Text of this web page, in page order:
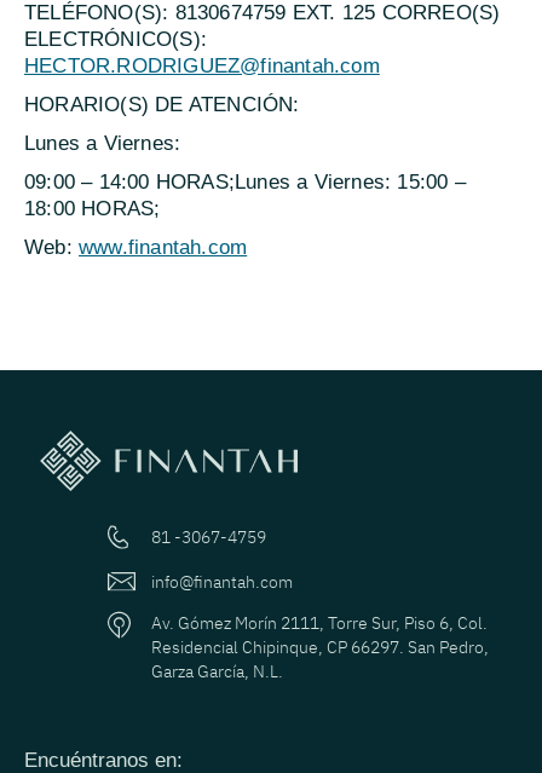
TELÉFONO(S): 8130674759 EXT. 125 CORREO(S)
ELECTRÓNICO(S):
HECTOR.RODRIGUEZ@finantah.com
HORARIO(S) DE ATENCIÓN:
Lunes a Viernes:
09:00 – 14:00 HORAS;Lunes a Viernes: 15:00 –
18:00 HORAS;
Web:www.finantah.com
81 -3067-4759
info@finantah.com
Av. Gómez Morín 2111, Torre Sur, Piso 6, Col.
Residencial Chipinque, CP 66297. San Pedro,
Garza García, N.L.
Encuéntranos en: